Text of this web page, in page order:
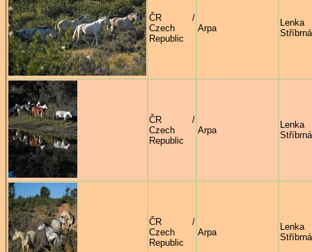
ČR /
Czech
Republic
Arpa
Lenka
Stříbrná
ČR /
Czech
Republic
Arpa
Lenka
Stříbrná
ČR /
Czech
Republic
Arpa
Lenka
Stříbrná